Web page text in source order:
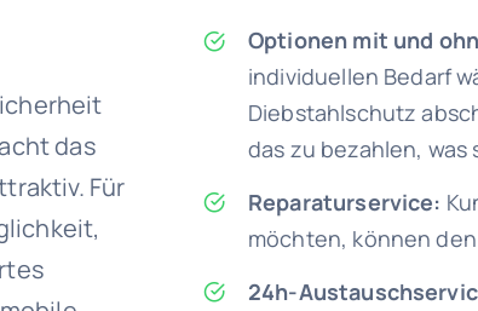
das
Für
Optionen mit und
individuellen Bedarf
Diebstahlschutz
das zu bezahlen, was
Reparaturservice:
möchten, können
24h-